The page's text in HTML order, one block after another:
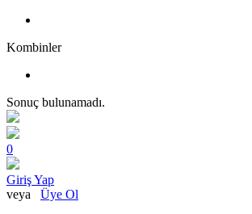
Kombinler
Sonuç bulunamadı.
0
Giriş Yap
veya Üye Ol